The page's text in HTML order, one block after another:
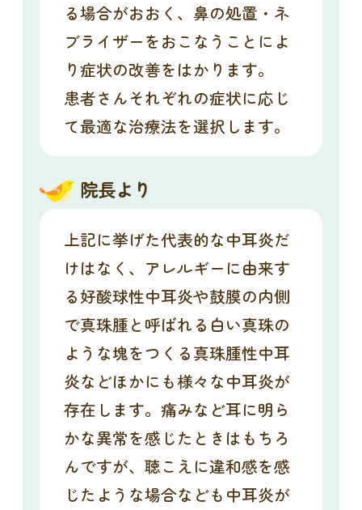
る場合がおおく、鼻の処置・ネ
ブライザーをおこなうことによ
り症状の改善をはかります。
患者さんそれぞれの症状に応じ
て最適な治療法を選択します。
院長より
上記に挙げた代表的な中耳炎だ
けはなく、アレルギーに由来す
る好酸球性中耳炎や鼓膜の内側
で真珠腫と呼ばれる白い真珠の
ような塊をつくる真珠腫性中耳
炎などほかにも様々な中耳炎が
存在します。痛みなど耳に明ら
かな異常を感じたときはもちろ
んですが、聴こえに違和感を感
じたような場合なども中耳炎が